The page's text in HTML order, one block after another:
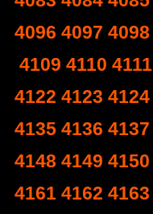
4096 4097 4098
4109 4110 4111
4122 4123 4124
4135 4136 4137
4148 4149 4150
4161 4162 4163